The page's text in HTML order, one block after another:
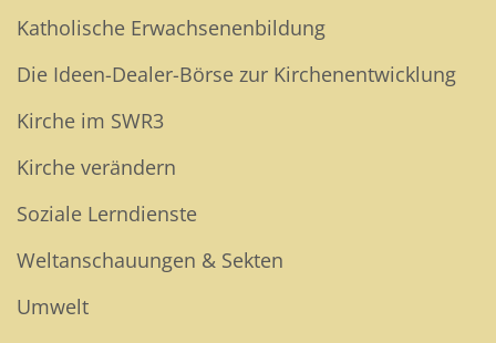
Katholische Erwachsenenbildung
Die Ideen-Dealer-Börse zur Kirchenentwicklung
Kirche im SWR3
Kirche verändern
Soziale Lerndienste
Weltanschauungen & Sekten
Umwelt